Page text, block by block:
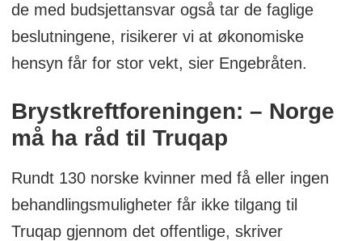
de med budsjettansvar også tar de faglige
beslutningene, risikerer vi at økonomiske
hensyn får for stor vekt, sier Engebråten.
Brystkreftforeningen: – Norge
må ha råd til Truqap
Rundt 130 norske kvinner med få eller ingen
behandlingsmuligheter får ikke tilgang til
Truqap gjennom det offentlige, skriver